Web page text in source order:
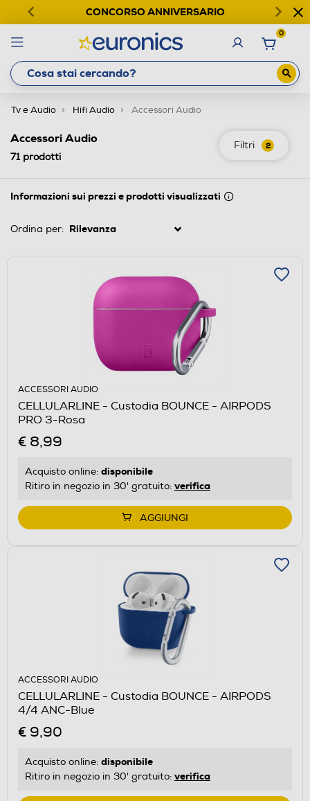
CONCORSO ANNIVERSARIO
0
Tv e Audio Hifi Audio Accessori Audio
Filtri 2
Accessori Audio
71prodotti
Informazioni sui prezzi e prodotti visualizzati
Ordina per:
ACCESSORI AUDIO
CELLULARLINE - Custodia BOUNCE - AIRPODS
PRO 3-Rosa
€ 8,99
Acquisto online: disponibile
Ritiro in negozio in 30' gratuito: verifica
AGGIUNGI
ACCESSORI AUDIO
CELLULARLINE - Custodia BOUNCE - AIRPODS
4/4 ANC-Blue
€ 9,90
Acquisto online: disponibile
Ritiro in negozio in 30' gratuito: verifica